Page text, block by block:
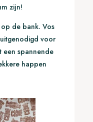
zijn!
de bank. Vos
voor
een spannende
happen